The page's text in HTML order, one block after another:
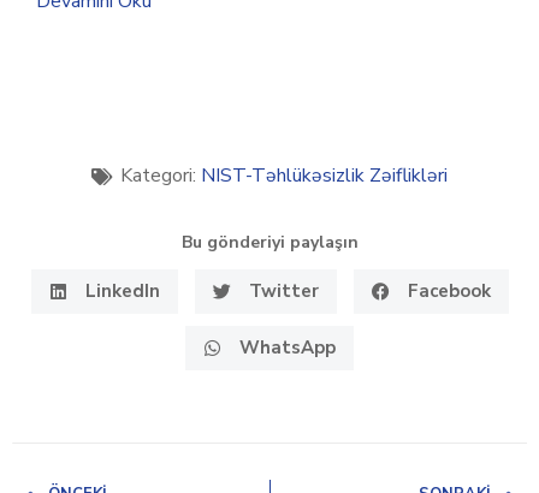
Kategori: NIST-Təhlükəsizlik Zəiflikləri
Bu gönderiyi paylaşın
LinkedIn Twitter Facebook
WhatsApp